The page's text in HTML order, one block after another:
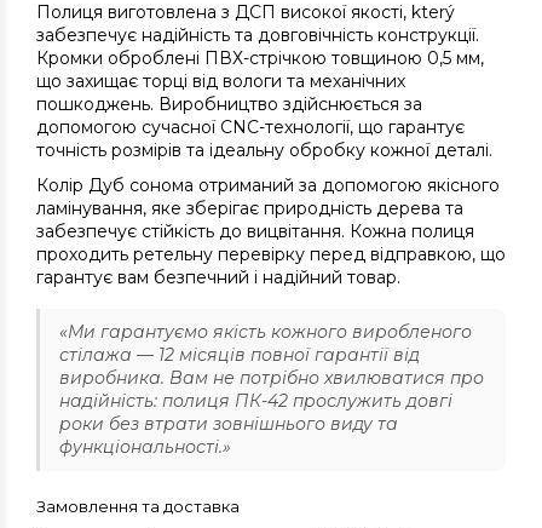
Полиця виготовлена з ДСП високої якості, který
забезпечує надійність та довговічність конструкції.
Кромки оброблені ПВХ-стрічкою товщиною 0,5 мм,
що захищає торці від вологи та механічних
пошкоджень. Виробництво здійснюється за
допомогою сучасної CNC-технології, що гарантує
точність розмірів та ідеальну обробку кожної деталі.
Колір Дуб сонома отриманий за допомогою якісного
ламінування, яке зберігає природність дерева та
забезпечує стійкість до вицвітання. Кожна полиця
проходить ретельну перевірку перед відправкою, що
гарантує вам безпечний і надійний товар.
«Ми гарантуємо якість кожного виробленого
стілажа — 12 місяців повної гарантії від
виробника. Вам не потрібно хвилюватися про
надійність: полиця ПК-42 прослужить довгі
роки без втрати зовнішнього виду та
функціональності.»
Замовлення та доставка